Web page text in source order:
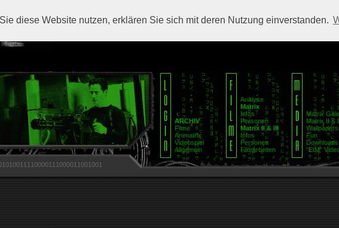
diese Website nutzen, erklären Sie sich mit deren Nutzung einverstanden.
ARCHIV
Filme
Animatrix
Videospiel
Allgemein
Analyse
Matrix
Infos
Personen
Matrix II & III
Infos
Personen
Filmarbeiten
Matrix
Matrix II &
Wallpapers
Fun
Downloads
"EtM"